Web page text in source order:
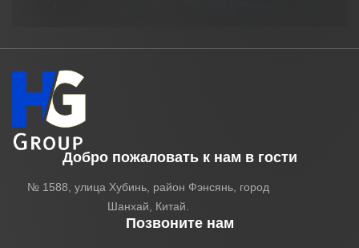
Добро пожаловать к нам в гости
№ 1588, улица Хубинь, район Фэнсянь, город
Шанхай, Китай.
Позвоните нам